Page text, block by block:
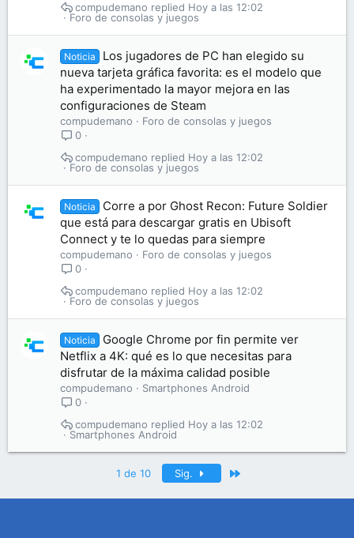
Foro de consolas y juegos
Hoy a las 12:02
compudemano
Noticia
Los jugadores de PC han elegido su
nueva tarjeta gráfica favorita: es el modelo que
ha experimentado la mayor mejora en las
configuraciones de Steam
compudemano
Foro de consolas y juegos
0
Foro de consolas y juegos
Hoy a las 12:02
compudemano
Noticia
Corre a por Ghost Recon: Future Soldier
que está para descargar gratis en Ubisoft
Connect y te lo quedas para siempre
compudemano
Foro de consolas y juegos
0
Foro de consolas y juegos
Hoy a las 12:02
compudemano
Noticia
Google Chrome por fin permite ver
Netflix a 4K: qué es lo que necesitas para
disfrutar de la máxima calidad posible
compudemano
Smartphones Android
0
Smartphones Android
Hoy a las 12:02
compudemano
1 de 10 Sig.